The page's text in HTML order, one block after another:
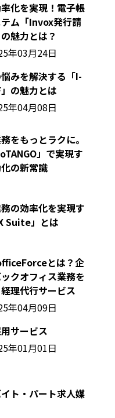
化を実現！電子帳
ム「invox発行請
魅力とは？
年03月24日
みを解決する「i-
の魅力とは
年04月08日
をもっとラクに。
」で実現す
の新常識
の効率化を実現す
Suite」とは
とは？企
クオフィス業務を
理代行サービス
年04月09日
サービス
年01月01日
ト・パート求人媒